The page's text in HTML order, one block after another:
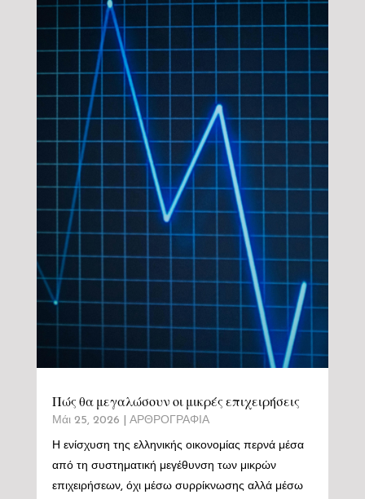
Πώς θα μεγαλώσουν οι μικρές επιχειρήσεις
Μάι 25, 2026 ΑΡΘΡΟΓΡΑΦΙΑ
Η ενίσχυση της ελληνικής οικονομίας περνά μέσα
από τη συστηματική μεγέθυνση των μικρών
επιχειρήσεων, όχι μέσω συρρίκνωσης αλλά μέσω